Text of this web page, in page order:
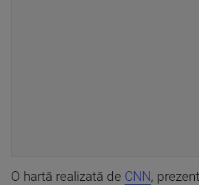
O hartă realizată de CNN,